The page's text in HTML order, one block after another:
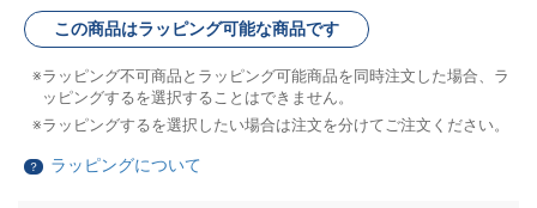
この商品はラッピング可能な商品です
ラッピング不可商品とラッピング可能商品を同時注文した場合、ラ
ッピングするを選択することはできません。
ラッピングするを選択したい場合は注文を分けてご注文ください。
？ ラッピングについて